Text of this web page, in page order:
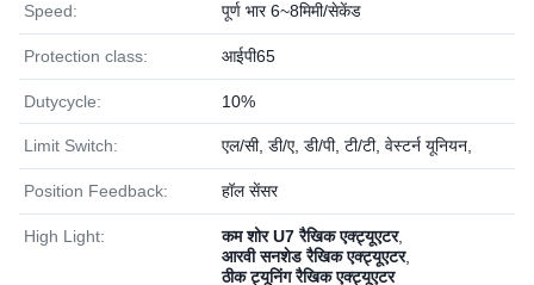
Speed: पूर्ण भार 6~8मिमी/सेकेंड
Protection class: आईपी65
Dutycycle: 10%
Limit Switch: एल/सी, डी/ए, डी/पी, टी/टी, वेस्टर्न यूनियन,
Position Feedback: हॉल सेंसर
High Light: कम शोर U7 रैखिक एक्ट्यूएटर,
आरवी सनशेड रैखिक एक्ट्यूएटर,
ठीक ट्यूनिंग रैखिक एक्ट्यूएटर